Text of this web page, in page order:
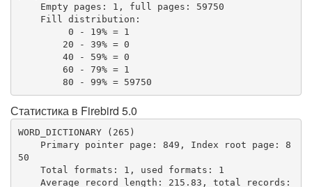
        80 - 99% = 59750
Статистика в Firebird 5.0
WORD_DICTIONARY (265)
50